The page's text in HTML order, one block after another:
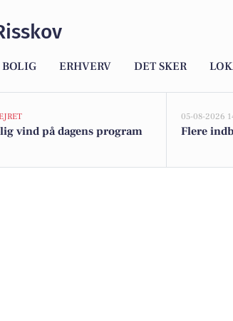
BOLIG ERHVERV DET SKER
vind på dagens program
05-08-2026
Flere